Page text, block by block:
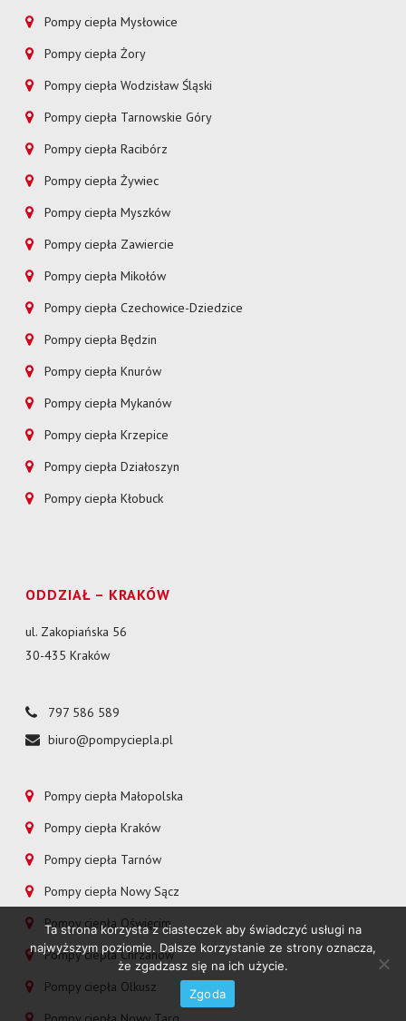
Pompy ciepła Mysłowice
Pompy ciepła Żory
Pompy ciepła Wodzisław Śląski
Pompy ciepła Tarnowskie Góry
Pompy ciepła Racibórz
Pompy ciepła Żywiec
Pompy ciepła Myszków
Pompy ciepła Zawiercie
Pompy ciepła Mikołów
Pompy ciepła Czechowice-Dziedzice
Pompy ciepła Będzin
Pompy ciepła Knurów
Pompy ciepła Mykanów
Pompy ciepła Krzepice
Pompy ciepła Działoszyn
Pompy ciepła Kłobuck
ODDZIAŁ – KRAKÓW
ul. Zakopiańska 56
30-435 Kraków
797 586 589
biuro@pompyciepla.pl
Pompy ciepła Małopolska
Pompy ciepła Kraków
Pompy ciepła Tarnów
Pompy ciepła Nowy Sącz
Pompy ciepła Oświęcim
Pompy ciepła Chrzanów
Pompy ciepła Olkusz
Ta strona korzysta z ciasteczek aby świadczyć usługi na
najwyższym poziomie. Dalsze korzystanie ze strony oznacza,
że zgadzasz się na ich użycie.
Zgoda